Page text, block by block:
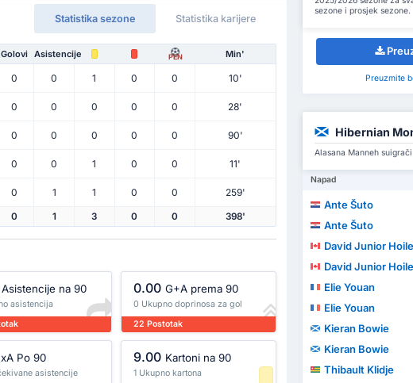
Statistika sezone Statistika karijere
Golovi Asistencije PEN Min'
0 0 1 0 0
10'
0 0 0 0 0 28'
0 0 0 0 0 90'
0 0 1 0 0 11'
0 1 1 0 0 259'
0 1 3 0 0 398'
Asistencije na 90
asistencija
0.00 G+A prema 90
0 Ukupno doprinosa za gol
22 Postotak
xA Po 90
asistencije
9.00 Kartoni na 90
1 Ukupno kartona
sezone i prosjek sezone.
Preuzmite
Hibernian
Alasana Manneh
Napad
Ante Šuto
Ante Šuto
David Junior
David Junior
Elie Youan
Elie Youan
Kieran Bowie
Kieran Bowie
Thibault Klidje